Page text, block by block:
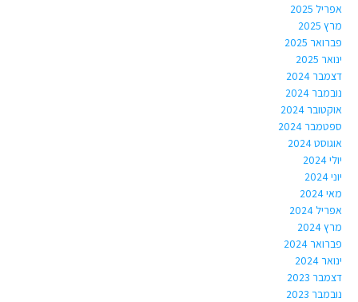
אפריל 2025
מרץ 2025
פברואר 2025
ינואר 2025
דצמבר 2024
נובמבר 2024
אוקטובר 2024
ספטמבר 2024
אוגוסט 2024
יולי 2024
יוני 2024
מאי 2024
אפריל 2024
מרץ 2024
פברואר 2024
ינואר 2024
דצמבר 2023
נובמבר 2023